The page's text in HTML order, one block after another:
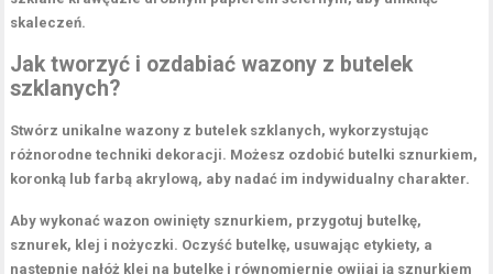
skaleczeń.
Jak tworzyć i ozdabiać wazony z butelek
szklanych?
Stwórz unikalnewazony z butelek szklanych, wykorzystując
różnorodne techniki dekoracji. Możesz ozdobić butelki sznurkiem,
koronką lub farbą akrylową, aby nadać im indywidualny charakter.
Aby wykonać wazon owinięty sznurkiem, przygotuj butelkę,
sznurek, klej i nożyczki. Oczyść butelkę, usuwając etykiety, a
następnie nałóż klej na butelkę i równomiernie owijaj ją sznurkiem